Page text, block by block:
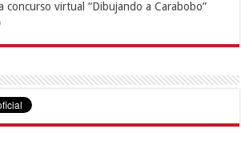
concurso virtual “Dibujando a Carabobo”